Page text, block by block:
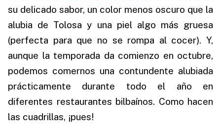
su delicado sabor, un color menos oscuro que la
alubia de Tolosa y una piel algo más gruesa
(perfecta para que no se rompa al cocer). Y,
aunque la temporada da comienzo en octubre,
podemos comernos una contundente alubiada
prácticamente durante todo el año en
diferentes restaurantes bilbaínos. Como hacen
las cuadrillas, ¡pues!